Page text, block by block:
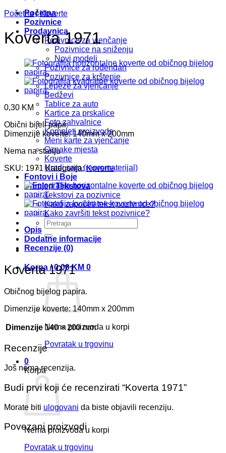
Početna
Pozivnice
Prodavnica
Pozivnice za vjenčanje
Pozivnice na sniženju
Novi modeli
Pozivnice za rođendan
Pozivnice za krštenje
Lepeze za vjenčanje
Bedževi
Tablice za auto
Kartice za prskalice
Foto zahvalnice
Kompleti proizvoda
Meni karte za vjenčanje
Oznake mjesta
Koverte
Uradi sam (repromaterijal)
Fontovi i Boje
Primjeri Tekstova
Tekstovi za pozivnice
Kako započeti tekst pozivnice?
Kako završiti tekst pozivnice?
Pretraži:
Korpa /0,00KM 0
Nema proizvoda u korpi
Povratak u trgovinu
0
Korpa
Nema proizvoda u korpi
Povratak u trgovinu
Početna / Koverte
Koverta 1971
0,30 KM
Obični bijeli papir.
Dimenzije koverte: 140mm x 200mm
Nema na stanju
SKU: 1971 Kategorija:Koverte
Opis
Dodatne informacije
Recenzije (0)
Koverta 1971
Običnog bijelog papira.
Dimenzije koverte: 140mm x 200mm
Dimenzije 140 × 200 mm
Recenzije
Još nema recenzija.
Budi prvi koji će recenzirati “Koverta 1971”
Morate biti ulogovani da biste objavili recenziju.
Povezani proizvodi